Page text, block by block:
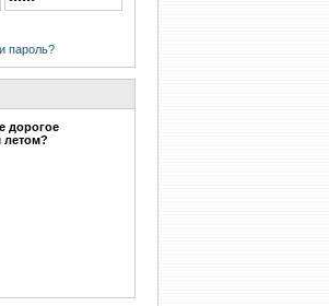
пароль?
дорогое
летом?